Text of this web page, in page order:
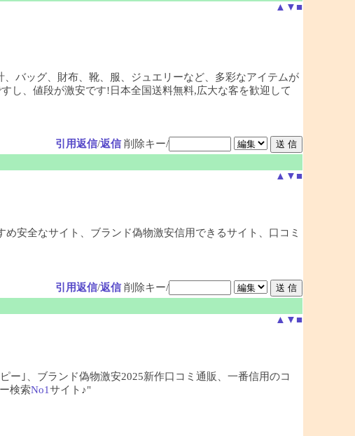
▲ ▼ ■
バッグ、財布、靴、服、ジュエリーなど、多彩なアイテムが
し、値段が激安です!日本全国送料無料,広大な客を歓迎して
引用返信/返信 削除キー/
▲ ▼ ■
安全なサイト、ブランド偽物激安信用できるサイト、口コミ
引用返信/返信 削除キー/
▲ ▼ ■
ー｣、ブランド偽物激安2025新作口コミ通販、一番信用のコ
検索No1サイト♪"